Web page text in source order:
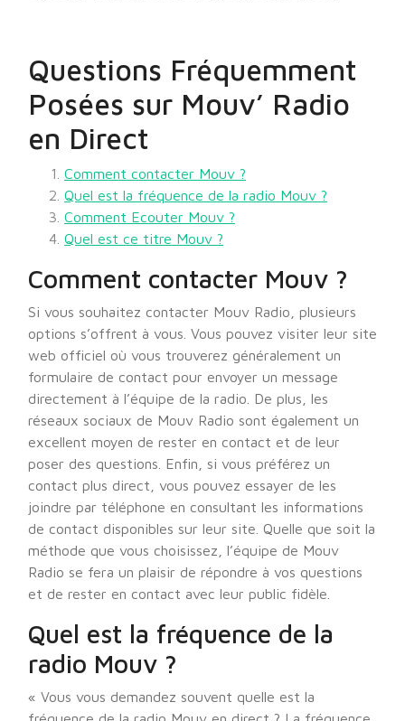
Questions Fréquemment
Posées sur Mouv’ Radio
en Direct
Comment contacter Mouv ?
Quel est la fréquence de la radio Mouv ?
Comment Ecouter Mouv ?
Quel est ce titre Mouv ?
Comment contacter Mouv ?
Si vous souhaitez contacter Mouv Radio, plusieurs
options s’offrent à vous. Vous pouvez visiter leur site
web officiel où vous trouverez généralement un
formulaire de contact pour envoyer un message
directement à l’équipe de la radio. De plus, les
réseaux sociaux de Mouv Radio sont également un
excellent moyen de rester en contact et de leur
poser des questions. Enfin, si vous préférez un
contact plus direct, vous pouvez essayer de les
joindre par téléphone en consultant les informations
de contact disponibles sur leur site. Quelle que soit la
méthode que vous choisissez, l’équipe de Mouv
Radio se fera un plaisir de répondre à vos questions
et de rester en contact avec leur public fidèle.
Quel est la fréquence de la
radio Mouv ?
« Vous vous demandez souvent quelle est la